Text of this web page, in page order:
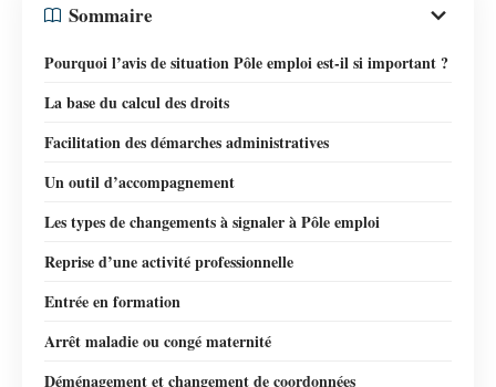
Sommaire
Pourquoi l’avis de situation Pôle emploi est-il si important ?
La base du calcul des droits
Facilitation des démarches administratives
Un outil d’accompagnement
Les types de changements à signaler à Pôle emploi
Reprise d’une activité professionnelle
Entrée en formation
Arrêt maladie ou congé maternité
Déménagement et changement de coordonnées